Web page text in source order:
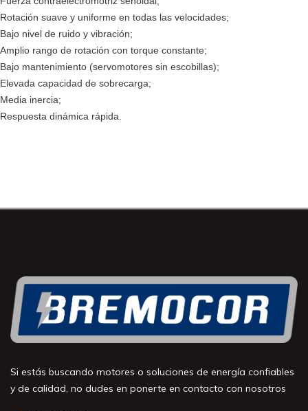
Rotación suave y uniforme en todas las velocidades;
Bajo nivel de ruido y vibración;
Amplio rango de rotación con torque constante;
Bajo mantenimiento (servomotores sin escobillas);
Elevada capacidad de sobrecarga;
Media inercia;
Respuesta dinámica rápida.
Si estás buscando motores o soluciones de energía confiables
y de calidad, no dudes en ponerte en contacto con nosotros